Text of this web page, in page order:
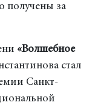
получены за
«Волшебное
стал
Санкт-